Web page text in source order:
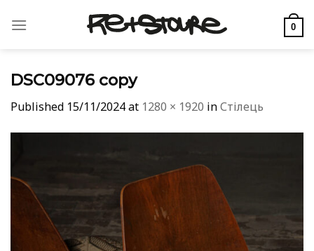
0
DSC09076 copy
Published 15/11/2024at 1280 × 1920 inСтілець